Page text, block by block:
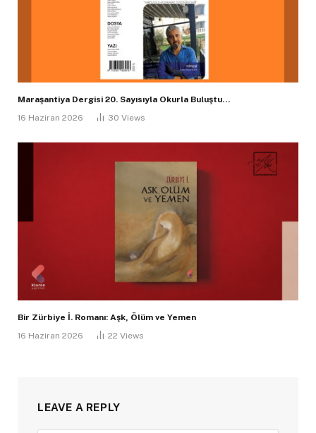
Maraşantiya Dergisi 20. Sayısıyla Okurla Buluştu…
16 Haziran 2026
30 Views
Bir Zürbiye İ. Romanı: Aşk, Ölüm ve Yemen
16 Haziran 2026
22 Views
LEAVE A REPLY